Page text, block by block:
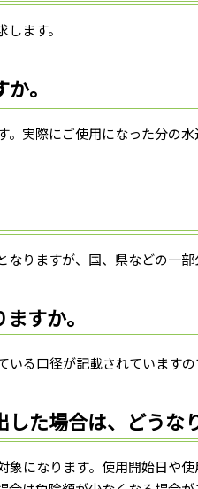
ます。
。
実際にご使用になった分の
りますが、国、県などの一部
すか。
る口径が記載されていますの
た場合は、どうな
になります。使用開始日や